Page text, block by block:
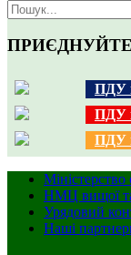
ПДУ
ПДУ
ПДУ
Міністерство
НМЦ вищої та
Урядовий
Наші